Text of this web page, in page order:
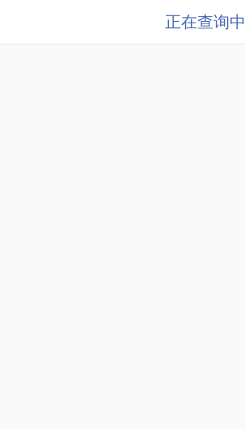
正在查询中